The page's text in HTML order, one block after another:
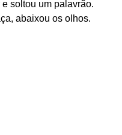
soltou um palavrão.
abaixou os olhos.